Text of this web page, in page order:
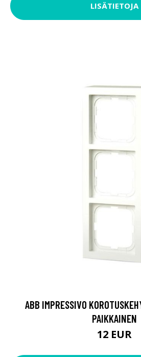
LISÄTIETOJA
ABB IMPRESSIVO
PAIKKAINEN
12 EUR